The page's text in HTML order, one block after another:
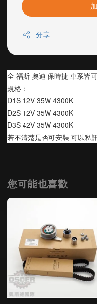
分享
全 福斯 奧迪 保時捷 車系皆
規格：
D1S 12V 35W 4300K
D2S 12V 35W 4300K
D3S 42V 35W 4300K
若不清楚是否可安裝 可以私
您可能也喜歡